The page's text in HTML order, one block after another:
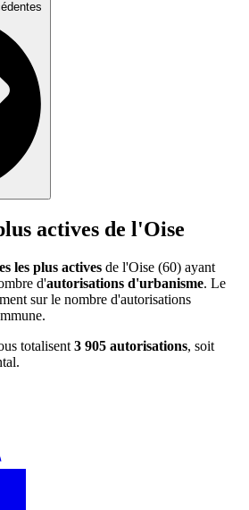
actives de l'Oise
les plus actives de l'Oise (60) ayant
d'autorisations d'urbanisme. Le
sur le nombre d'autorisations
totalisent 3 905 autorisations, soit